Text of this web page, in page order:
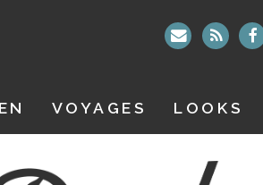
VOYAGES LOOKS